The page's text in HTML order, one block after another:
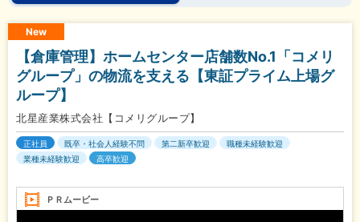
New
【倉庫管理】ホームセンター店舗数No.1「コメリ
グループ」の物流を支える【東証プライム上場グ
ループ】
北星産業株式会社【コメリグループ】
正社員 既卒・社会人経験不問 第二新卒歓迎
職種未経験歓迎
業種未経験歓迎
高卒歓迎
ＰＲムービー